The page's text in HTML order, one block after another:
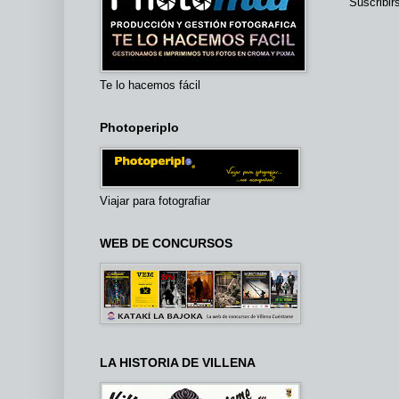
Te lo hacemos fácil
Photoperiplo
Viajar para fotografiar
WEB DE CONCURSOS
LA HISTORIA DE VILLENA